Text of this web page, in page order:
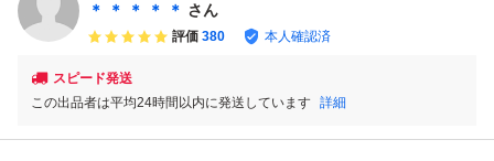
＊ ＊ ＊ ＊ ＊ さん
評価 380 本人確認済
スピード発送
この出品者は平均24時間以内に発送しています 詳細